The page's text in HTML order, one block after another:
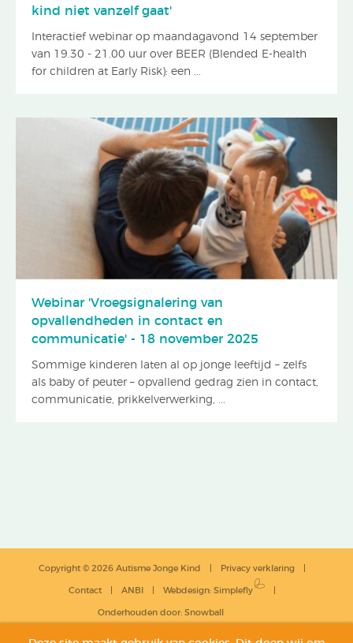
kind niet vanzelf gaat'
Interactief webinar op maandagavond 14 september
van 19.30 - 21.00 uur over BEER (Blended E-health
for children at Early Risk): een ...
Webinar 'Vroegsignalering van
opvallendheden in contact en
communicatie' - 18 november 2025
Sommige kinderen laten al op jonge leeftijd – zelfs
als baby of peuter – opvallend gedrag zien in contact,
communicatie, prikkelverwerking, ...
Copyright © 2026 Autisme Jonge Kind Privacy verklaring
Contact ANBI Webdesign: Simplefly
Onderhouden door: Snowball